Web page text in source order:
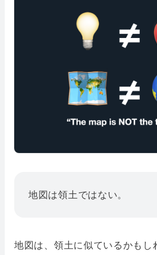
地図は領土ではない。
地図は、領土に似ているかもし